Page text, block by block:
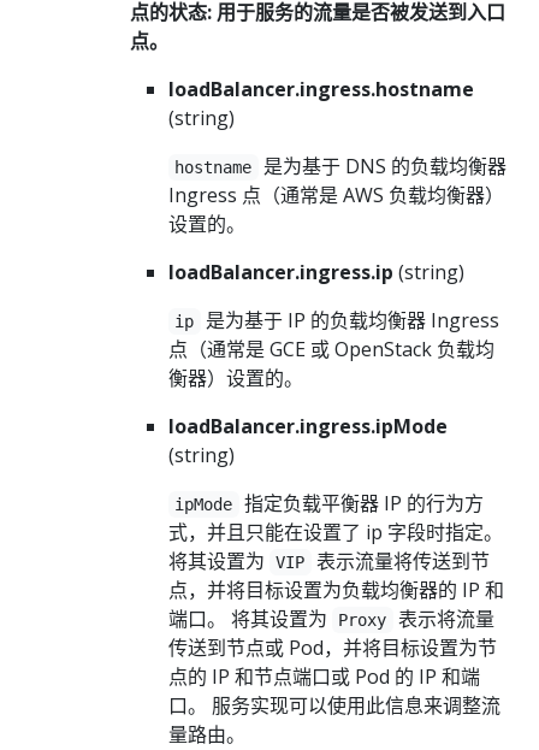
点的状态: 用于服务的流量是否被发送到入口
点。
loadBalancer.ingress.hostname
(string)
hostname
是为基于 DNS 的负载均衡器
Ingress 点（通常是 AWS 负载均衡器）
设置的。
loadBalancer.ingress.ip (string)
ip
是为基于 IP 的负载均衡器 Ingress
点（通常是 GCE 或 OpenStack 负载均
衡器）设置的。
loadBalancer.ingress.ipMode
(string)
ipMode
指定负载平衡器 IP 的行为方
式，并且只能在设置了 ip 字段时指定。
将其设置为
VIP
表示流量将传送到节
点，并将目标设置为负载均衡器的 IP 和
端口。 将其设置为
Proxy
表示将流量
传送到节点或 Pod，并将目标设置为节
点的 IP 和节点端口或 Pod 的 IP 和端
口。 服务实现可以使用此信息来调整流
量路由。